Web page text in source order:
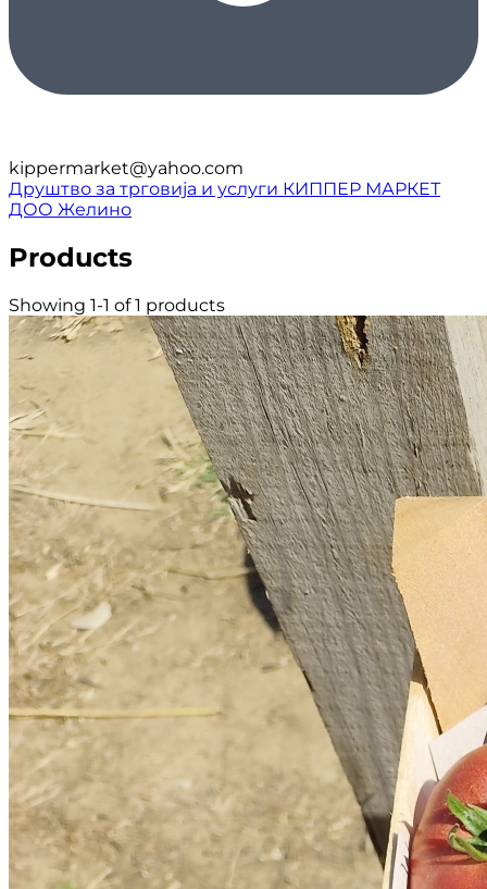
kippermarket@yahoo.com
Друштво за трговија и услуги КИППЕР МАРКЕТ
ДОО Желино
Products
Showing 1-1 of 1 products